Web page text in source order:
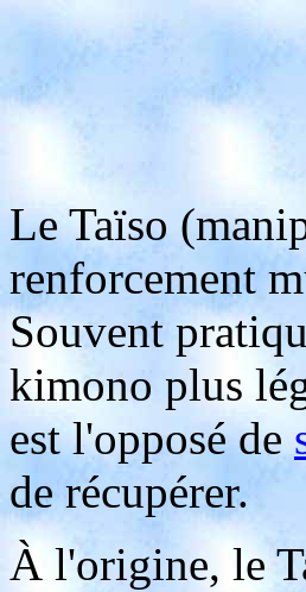
Le Taïso
renforcement
Souvent
kimono plus
est l'opposé de
de récupérer.
À l'origine, le